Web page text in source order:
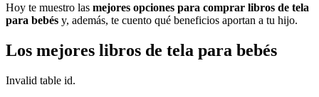
Hoy te muestro las mejores opciones para comprar libros de tela
para bebés y, además, te cuento qué beneficios aportan a tu hijo.
Los mejores libros de tela para bebés
Invalid table id.